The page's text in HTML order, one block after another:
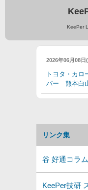
KeePer
2026年06月08日
トヨタ・カロ
パー 熊本白
リンク集
谷 好通コラム
KeePer技研